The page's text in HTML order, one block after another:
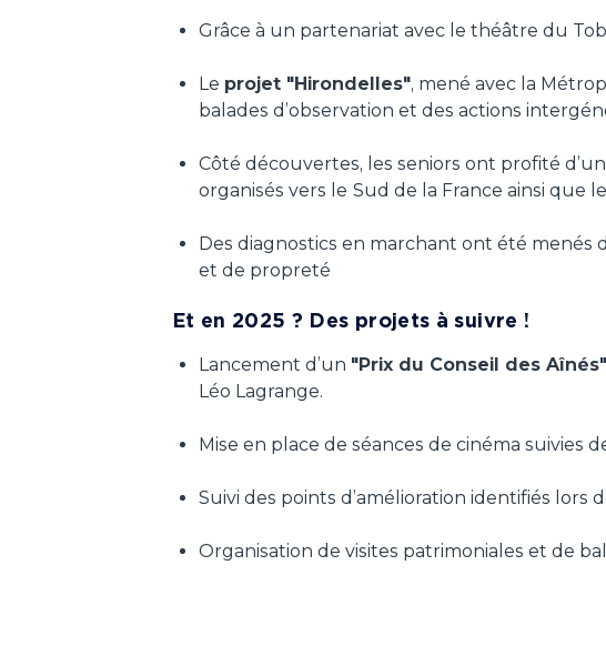
Grâce à un partenariat avec le théâtre du
Le projet "Hirondelles", mené avec la
balades d’observation et des actions
Côté découvertes, les seniors ont profité
organisés vers le Sud de la France ainsi que
Des diagnostics en marchant ont été
et de propreté
Et en 2025 ? Des projets à suivre !
Lancement d’un "Prix du Conseil des Aînés"
Léo Lagrange.
Mise en place de séances de cinéma suivies
Suivi des points d’amélioration identifiés lors
Organisation de visites patrimoniales et de